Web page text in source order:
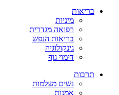
בריאות
מיניות
רפואה מגדרית
בריאות הנפש
גינקולוגיה
דימוי גוף
תרבות
נשים מצלמות
אמנות